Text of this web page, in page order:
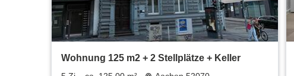
Wohnung 125 m2 + 2 Stellplätze + Keller